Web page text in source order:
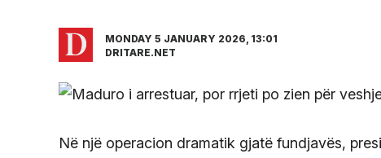
MONDAY 5 JANUARY 2026, 13:01
DRITARE.NET
Në një operacion dramatik gjatë fundjavës,